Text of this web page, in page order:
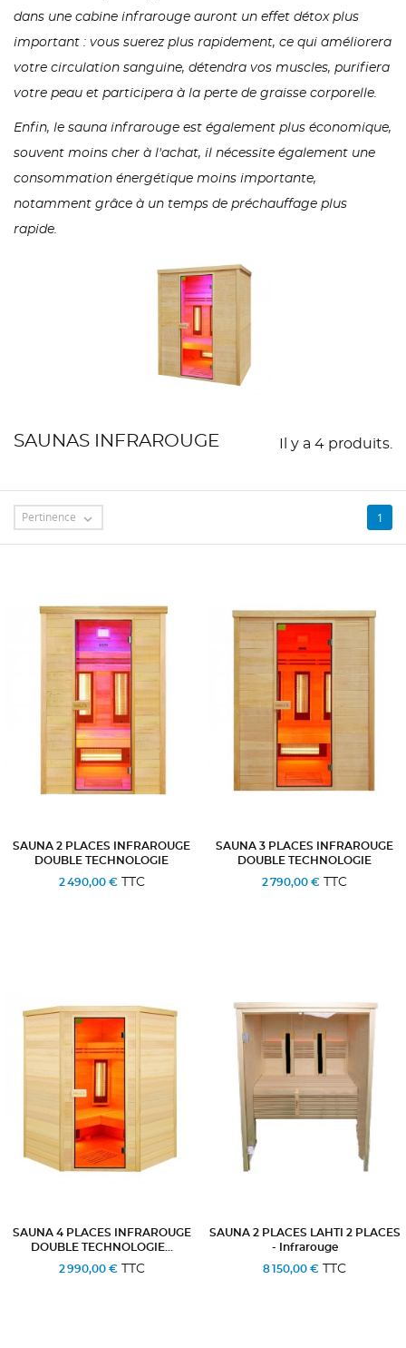
dans une cabine infrarouge auront un effet détox plus
important : vous suerez plus rapidement, ce qui améliorera
votre circulation sanguine, détendra vos muscles, purifiera
votre peau et participera à la perte de graisse corporelle.
Enfin, le sauna infrarouge est également plus économique,
souvent moins cher à l'achat, il nécessite également une
consommation énergétique moins importante,
notamment grâce à un temps de préchauffage plus
rapide.
SAUNAS INFRAROUGE Il y a 4 produits.
Pertinence  1
SAUNA 2 PLACES INFRAROUGE
DOUBLE TECHNOLOGIE
2 490,00 €TTC
SAUNA 3 PLACES INFRAROUGE
DOUBLE TECHNOLOGIE
2 790,00 € TTC
SAUNA 4 PLACES INFRAROUGE
DOUBLE TECHNOLOGIE...
2 990,00 €TTC
SAUNA 2 PLACES LAHTI 2 PLACES
- Infrarouge
8 150,00 € TTC